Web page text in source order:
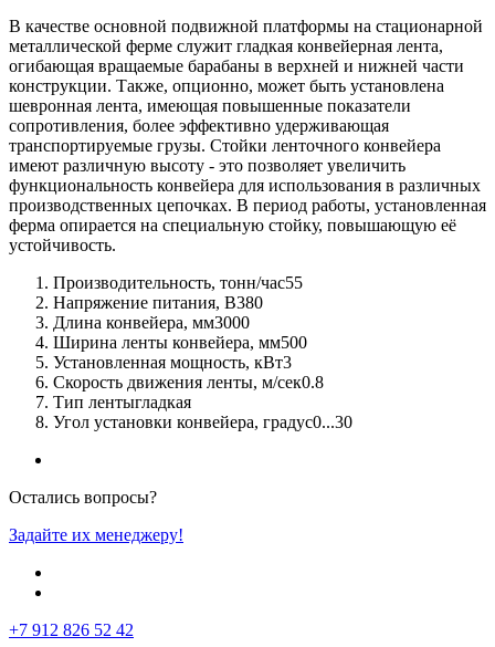
В качестве основной подвижной платформы на стационарной
металлической ферме служит гладкая конвейерная лента,
огибающая вращаемые барабаны в верхней и нижней части
конструкции. Также, опционно, может быть установлена
шевронная лента, имеющая повышенные показатели
сопротивления, более эффективно удерживающая
транспортируемые грузы. Стойки ленточного конвейера
имеют различную высоту - это позволяет увеличить
функциональность конвейера для использования в различных
производственных цепочках. В период работы, установленная
ферма опирается на специальную стойку, повышающую её
устойчивость.
Производительность, тонн/час55
Напряжение питания, В380
Длина конвейера, мм3000
Ширина ленты конвейера, мм500
Установленная мощность, кВт3
Скорость движения ленты, м/сек0.8
Тип лентыгладкая
Угол установки конвейера, градус0...30
Остались вопросы?
Задайте их менеджеру!
+7 912 826 52 42